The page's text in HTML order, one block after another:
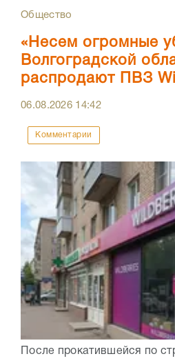
Общество
«Несем огромные
Волгоградской
распродают ПВЗ
06.08.2026 14:42
Комментарии
После прокатившейся по